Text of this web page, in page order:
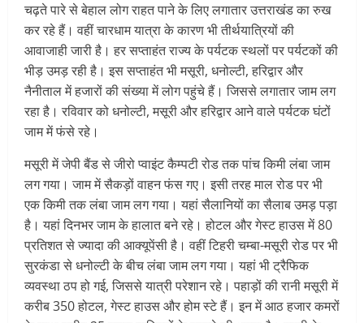
चढ़ते पारे से बेहाल लोग राहत पाने के लिए लगातार उत्तराखंड का रुख
कर रहे हैं। वहीं चारधाम यात्रा के कारण भी तीर्थयात्रियों की
आवाजाही जारी है। हर सप्ताहंत राज्य के पर्यटक स्थलों पर पर्यटकों की
भीड़ उमड़ रही है। इस सप्ताहंत भी मसूरी, धनोल्टी, हरिद्वार और
नैनीताल में हजारों की संख्या में लोग पहुंचे हैं। जिससे लगातार जाम लग
रहा है। रविवार को धनोल्टी, मसूरी और हरिद्वार आने वाले पर्यटक घंटों
जाम में फंसे रहे।
मसूरी में जेपी बैंड से जीरो प्वाइंट कैम्पटी रोड तक पांच किमी लंबा जाम
लग गया। जाम में सैकड़ों वाहन फंस गए। इसी तरह माल रोड पर भी
एक किमी तक लंबा जाम लग गया। यहां सैलानियों का सैलाब उमड़ पड़ा
है। यहां दिनभर जाम के हालात बने रहे। होटल और गेस्ट हाउस में 80
प्रतिशत से ज्यादा की आक्यूपेंसी है। वहीं टिहरी चम्बा-मसूरी रोड पर भी
सुरकंडा से धनोल्टी के बीच लंबा जाम लग गया। यहां भी ट्रैफिक
व्यवस्था ठप हो गई, जिससे यात्री परेशान रहे। पहाड़ों की रानी मसूरी में
करीब 350 होटल, गेस्ट हाउस और होम स्टे हैं। इन में आठ हजार कमरों